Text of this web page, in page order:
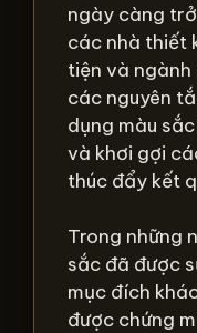
ngày càng
các nhà thiết
tiện và
các nguyên
dụng màu
và khơi gợi
thúc đẩy kết
Trong những
sắc đã được
mục đích
được chứng